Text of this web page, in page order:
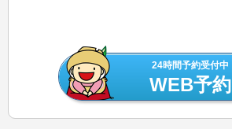
24時間予約受付中
WEB予約